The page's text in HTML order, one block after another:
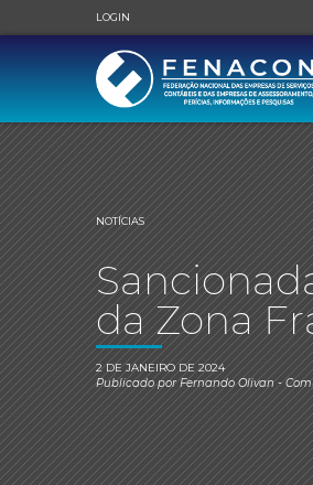
LOGIN
NOTÍCIAS
da Zona
2 DE JANEIRO DE 2024
Publicado porFernando Olivan-